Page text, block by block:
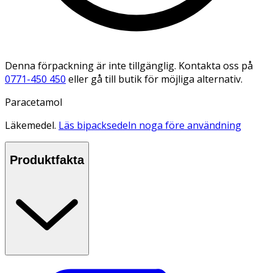
Denna förpackning är inte tillgänglig. Kontakta oss på
0771-450 450 eller gå till butik för möjliga alternativ.
Paracetamol
Läkemedel. Läs bipacksedeln noga före användning
Produktfakta